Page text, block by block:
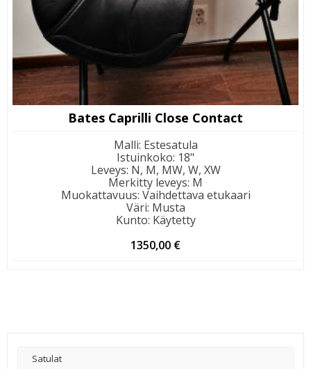
Bates Caprilli Close Contact
Malli: Estesatula
Istuinkoko: 18"
Leveys: N, M, MW, W, XW
Merkitty leveys: M
Muokattavuus: Vaihdettava etukaari
Väri: Musta
Kunto: Käytetty
1350,00 €
Satulat